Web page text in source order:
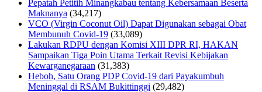
Pepatah Petitih Minangkabau tentang Kebersamaan Beserta
Maknanya (34,217)
VCO (Virgin Coconut Oil) Dapat Digunakan sebagai Obat
Membunuh Covid-19 (33,089)
Lakukan RDPU dengan Komisi XIII DPR RI, HAKAN
Sampaikan Tiga Poin Utama Terkait Revisi Kebijakan
Kewarganegaraan (31,383)
Heboh, Satu Orang PDP Covid-19 dari Payakumbuh
Meninggal di RSAM Bukittinggi (29,482)